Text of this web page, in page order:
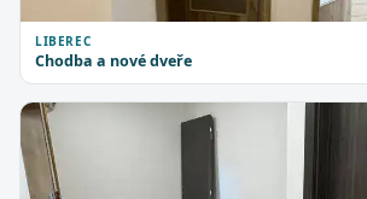
LIBEREC
Chodba a nové dveře